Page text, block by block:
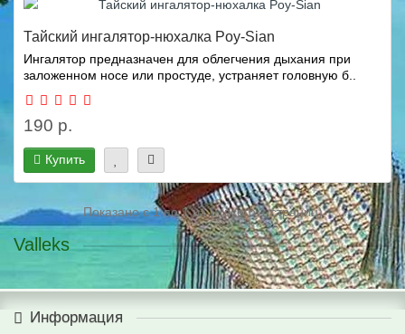
Тайский ингалятор-нюхалка Poy-Sian
Ингалятор предназначен для облегчения дыхания при
заложенном носе или простуде, устраняет головную б..
190 р.
Купить
Показано с 1 по 1 из 1 (всего 1 страниц)
Valleks
Информация